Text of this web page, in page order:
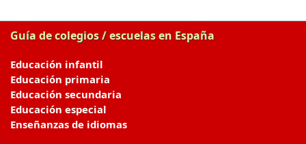
Guía de colegios / escuelas en España
Educación infantil
Educación primaria
Educación secundaria
Educación especial
Enseñanzas de idiomas